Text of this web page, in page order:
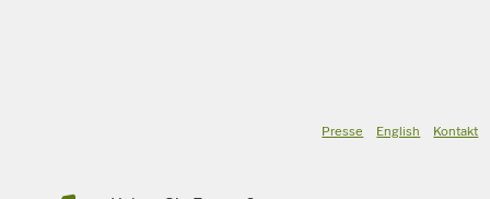
Presse English Kontakt